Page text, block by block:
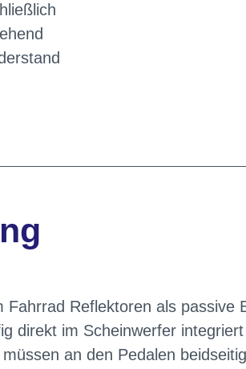
Reflektoren als passive
direkt im Scheinwerfer
an den Pedalen